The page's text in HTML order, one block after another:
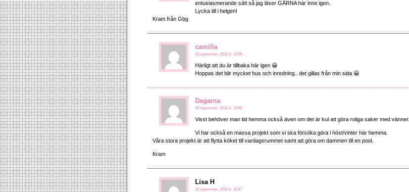
entusiasmerande sätt så jag läser GÄRNA här inne igen.
Lycka till i helgen!
Kram från Gbg
camilla
16 september, 2011 kl. 13:05
Härligt att du är tillbaka här igen 😀
Hoppas det blir mycket hus och inredning.. det gillas från min sida 😀
Dagarna
16 september, 2011 kl. 13:02
Visst behöver man tid hemma också även om det är kul att göra roliga saker med vänner.
Vi har också en massa projekt som vi ska försöka göra i höst/vinter här hemma.
Våra stora projekt är att flytta köket till vardagsrummet samt att göra om dammen till en pool.
Kram
Lisa H
16 september, 2011 kl. 12:17